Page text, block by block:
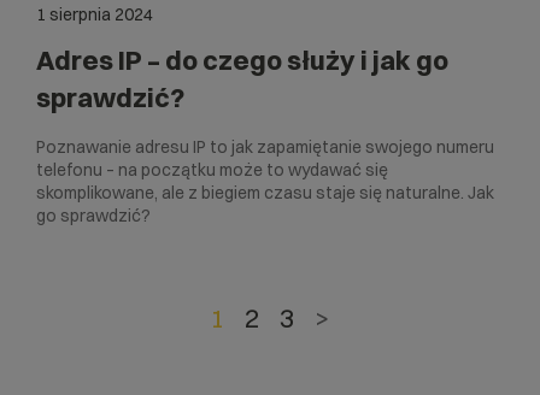
1 sierpnia 2024
Adres IP – do czego służy i jak go
sprawdzić?
Poznawanie adresu IP to jak zapamiętanie swojego numeru
telefonu – na początku może to wydawać się
skomplikowane, ale z biegiem czasu staje się naturalne. Jak
go sprawdzić?
1 2 3 >